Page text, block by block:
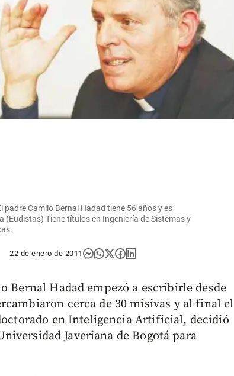
padre Camilo Bernal Hadad tiene 56 años y es
(Eudistas) Tiene títulos en Ingeniería de Sistemas y
22 de enero de 2011
Hadad empezó a escribirle desde
cerca de 30 misivas y al final el
en Inteligencia Artificial, decidió
Javeriana de Bogotá para